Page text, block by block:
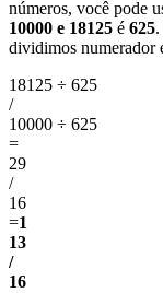
números, você pode
10000 e 18125 é 625
dividimos numerador
18125 ÷ 625
/
10000 ÷ 625
=
29
/
16
=1
13
/
16